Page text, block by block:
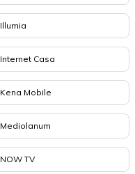
Illumia
Internet Casa
Kena Mobile
Mediolanum
NOW TV